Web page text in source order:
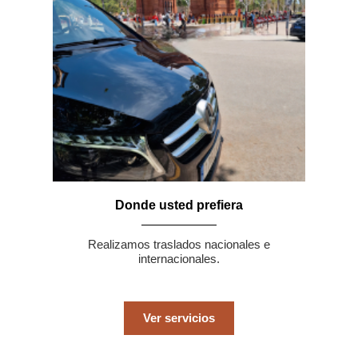
Donde usted prefiera
Realizamos traslados nacionales e
internacionales.
Ver servicios